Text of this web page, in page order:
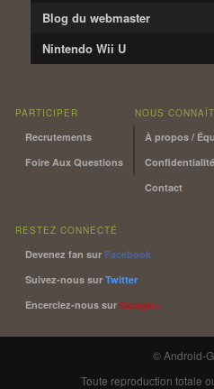
Blog du webmaster
Nintendo Wii U
PARTICIPER
Recrutements
Foire Aux Questions
NOUS
À propos /
Confidentialité
Contact
RESTEZ CONNECTÉ
Devenez fan sur Facebook
Suivez-nous sur Twitter
Encerclez-nous sur Google+
© Android-
Toute reproduction totale